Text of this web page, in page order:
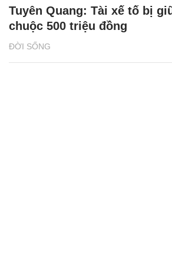
ĐỜI SỐNG
Tuyên Quang: Tài xế tố bị
chuộc 500 triệu đồng